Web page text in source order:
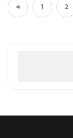
« 1 2